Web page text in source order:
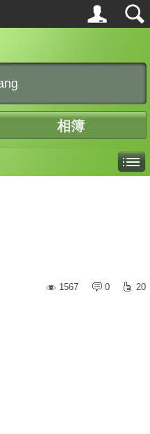
相簿
1567
0 20